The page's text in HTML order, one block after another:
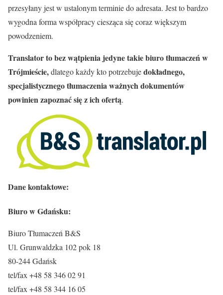
przesyłany jest w ustalonym terminie do adresata. Jest to bardzo
wygodna forma współpracy ciesząca się coraz większym
powodzeniem.
Translator to bez wątpienia jedyne takie biuro tłumaczeń w
Trójmieście,dlatego każdy kto potrzebujedokładnego,
specjalistycznego tłumaczenia ważnych dokumentów
powinien zapoznać się z ich ofertą.
Dane kontaktowe:
Biuro w Gdańsku:
Biuro Tłumaczeń B&S
Ul. Grunwaldzka 102 pok 18
80-244 Gdańsk
tel/fax +48 58 346 02 91
tel/fax +48 58 344 16 05